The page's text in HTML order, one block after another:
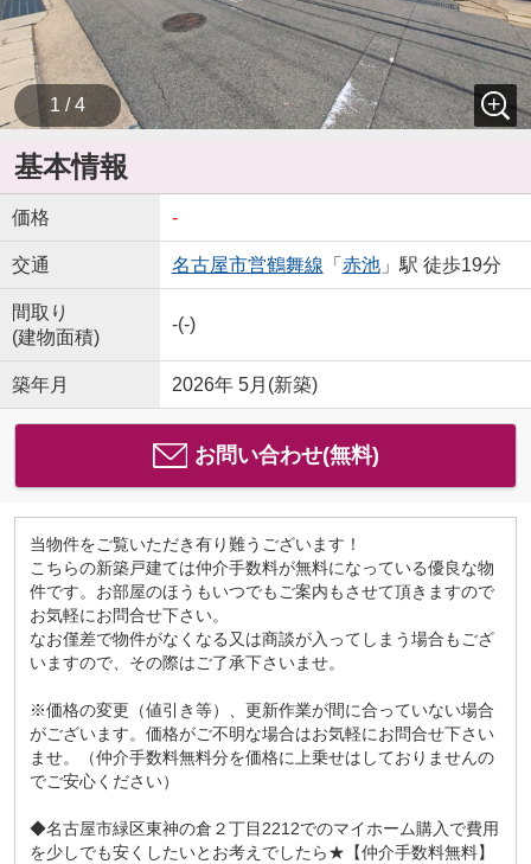
1 / 4
基本情報
価格 -
交通 名古屋市営鶴舞線 「 赤池」駅 徒歩19分
間取り
(建物面積)
-(-)
築年月 2026年 5月(新築)
お問い合わせ(無料)
当物件をご覧いただき有り難うございます！
こちらの新築戸建ては仲介手数料が無料になっている優良な物
件です。お部屋のほうもいつでもご案内もさせて頂きますので
お気軽にお問合せ下さい。
なお僅差で物件がなくなる又は商談が入ってしまう場合もござ
いますので、その際はご了承下さいませ。
※価格の変更（値引き等）、更新作業が間に合っていない場合
がございます。価格がご不明な場合はお気軽にお問合せ下さい
ませ。（仲介手数料無料分を価格に上乗せはしておりませんの
でご安心ください）
◆名古屋市緑区東神の倉２丁目2212でのマイホーム購入で費用
を少しでも安くしたいとお考えでしたら★【仲介手数料無料】